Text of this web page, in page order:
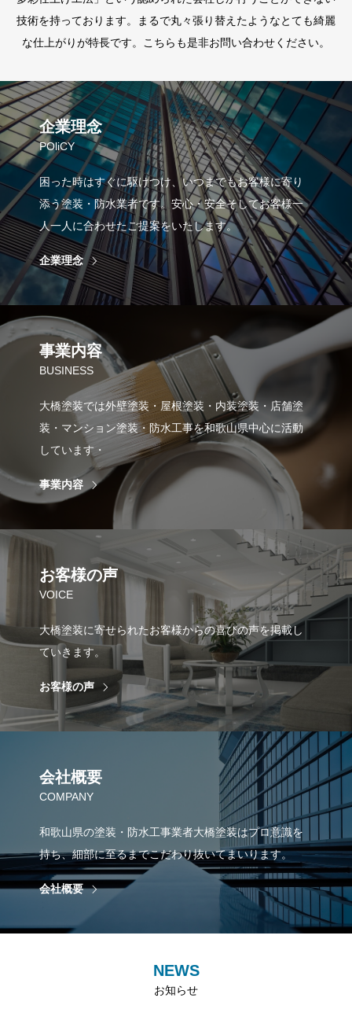
技術を持っております。まるで丸々張り替えたようなとても綺麗
な仕上がりが特長です。こちらも是非お問い合わせください。
企業理念
POliCY
困った時はすぐに駆けつけ、いつまでもお客様に寄り
添う塗装・防水業者です。安心・安全そしてお客様一
人一人に合わせたご提案をいたします。
企業理念
事業内容
BUSINESS
大橋塗装では外壁塗装・屋根塗装・内装塗装・店舗塗
装・マンション塗装・防水工事を和歌山県中心に活動
しています・
事業内容
お客様の声
VOICE
大橋塗装に寄せられたお客様からの喜びの声を掲載し
ていきます。
お客様の声
会社概要
COMPANY
和歌山県の塗装・防水工事業者大橋塗装はプロ意識を
持ち、細部に至るまでこだわり抜いてまいります。
会社概要
NEWS
お知らせ